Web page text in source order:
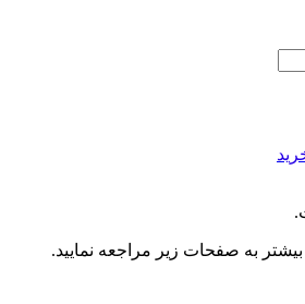
به صفحات زیر مراجعه نمایید.